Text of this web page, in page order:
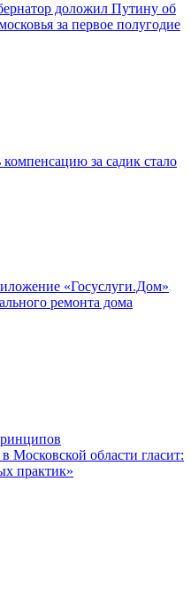
доложил Путину об
за первое полугодие
за садик стало
«Госуслуги.Дом»
ремонта дома
Московской области гласит:
практик»